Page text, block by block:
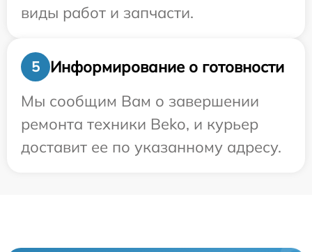
виды работ и запчасти.
5
Информирование о готовности
Мы сообщим Вам о завершении
ремонта техники Beko, и курьер
доставит ее по указанному адресу.